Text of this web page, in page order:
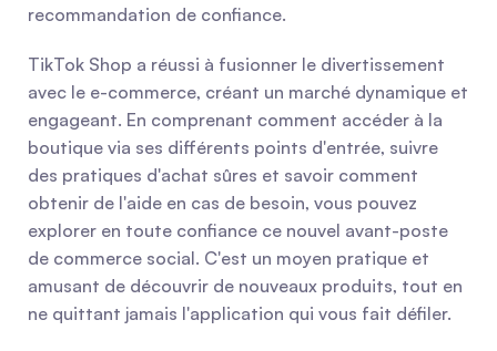
recommandation de confiance.
TikTok Shop a réussi à fusionner le divertissement
avec le e-commerce, créant un marché dynamique et
engageant. En comprenant comment accéder à la
boutique via ses différents points d'entrée, suivre
des pratiques d'achat sûres et savoir comment
obtenir de l'aide en cas de besoin, vous pouvez
explorer en toute confiance ce nouvel avant-poste
de commerce social. C'est un moyen pratique et
amusant de découvrir de nouveaux produits, tout en
ne quittant jamais l'application qui vous fait défiler.